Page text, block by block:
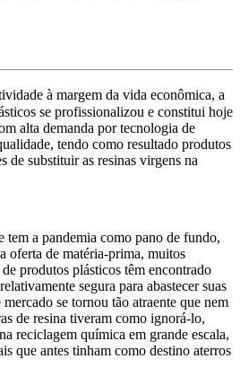
à margem da vida econômica, a
se profissionalizou e constitui hoje
alta demanda por tecnologia de
tendo como resultado produtos
de substituir as resinas virgens na
tem a pandemia como pano de fundo,
oferta de matéria-prima, muitos
produtos plásticos têm encontrado
segura para abastecer suas
se tornou tão atraente que nem
de resina tiveram como ignorá-lo,
reciclagem química em grande escala,
que antes tinham como destino aterros